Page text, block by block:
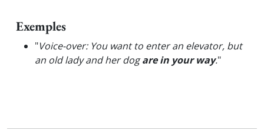
Exemples
"Voice-over: You want to enter an elevator, but
an old lady and her dogare in your way."